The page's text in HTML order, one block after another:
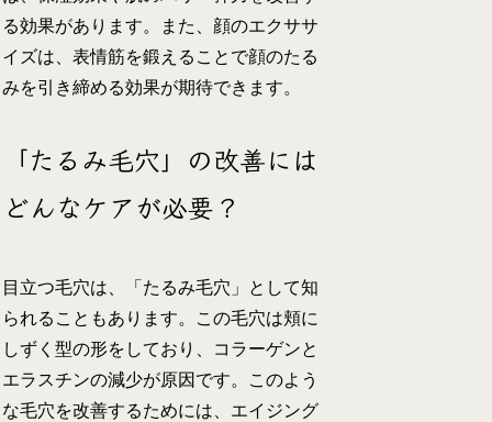
る効果があります。また、顔のエクササ
イズは、表情筋を鍛えることで顔のたる
みを引き締める効果が期待できます。
「たるみ毛穴」の改善には
どんなケアが必要？
目立つ毛穴は、「たるみ毛穴」として知
られることもあります。この毛穴は頬に
しずく型の形をしており、コラーゲンと
エラスチンの減少が原因です。このよう
な毛穴を改善するためには、エイジング